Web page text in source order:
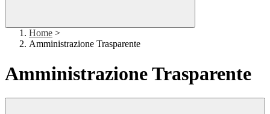
Home >
Amministrazione Trasparente
Amministrazione Trasparente